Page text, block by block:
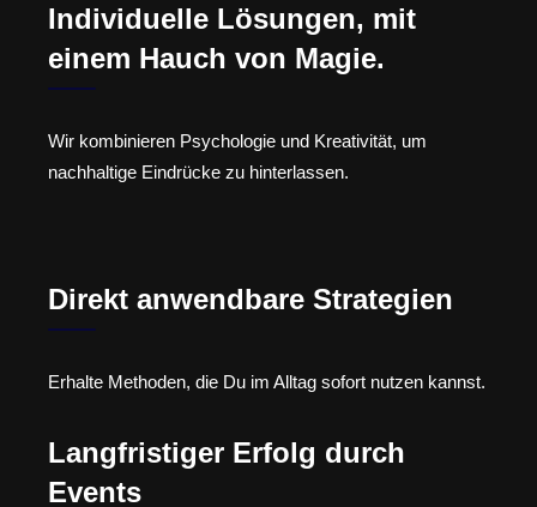
Individuelle Lösungen, mit
einem Hauch von Magie.
Wir kombinieren Psychologie und Kreativität, um
nachhaltige Eindrücke zu hinterlassen.
Direkt anwendbare Strategien
Erhalte Methoden, die Du im Alltag sofort nutzen kannst.
Langfristiger Erfolg durch
Events